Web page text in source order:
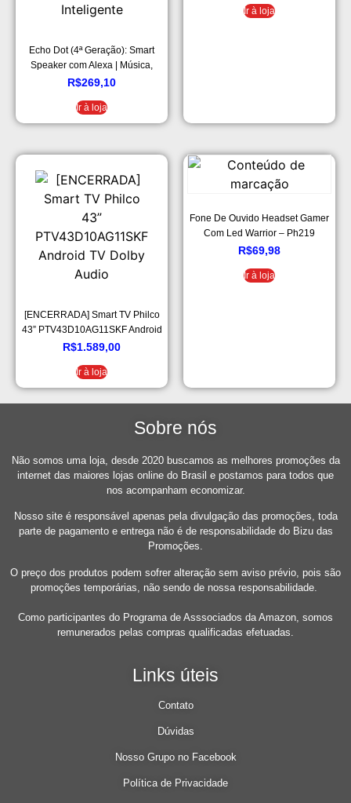
Echo Dot (4ª Geração): Smart
Speaker com Alexa | Música,
informação e Casa Inteligente
R$269,10
Ir à loja
Ir à loja
[ENCERRADA] Smart TV Philco
43” PTV43D10AG11SKF Android
TV Dolby Audio
R$1.589,00
Ir à loja
Fone De Ouvido Headset Gamer
Com Led Warrior – Ph219
R$69,98
Ir à loja
Sobre nós
Não somos uma loja, desde 2020 buscamos as melhores promoções da
internet das maiores lojas online do Brasil e postamos para todos que
nos acompanham economizar.
Nosso site é responsável apenas pela divulgação das promoções, toda
parte de pagamento e entrega não é de responsabilidade do Bizu das
Promoções.
O preço dos produtos podem sofrer alteração sem aviso prévio, pois são
promoções temporárias, não sendo de nossa responsabilidade.
Como participantes do Programa de Asssociados da Amazon, somos
remunerados pelas compras qualificadas efetuadas.
Links úteis
Contato
Dúvidas
Nosso Grupo no Facebook
Política de Privacidade